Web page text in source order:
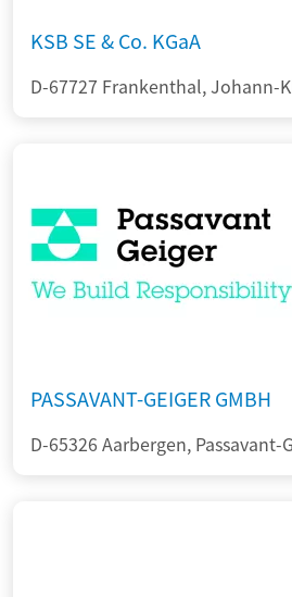
KSB SE & Co. KGaA
D-67727 Frankenthal, Johann-
PASSAVANT-GEIGER GMBH
D-65326 Aarbergen, Passavant-